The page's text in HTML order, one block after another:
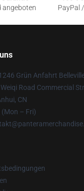
angeboten
PayPal
Grün Anfahrt
Weiqi Road Commercial
CN
(Mon – Fri)